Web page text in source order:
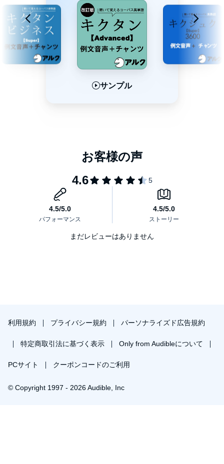
サンプル
まだレビューはありません
利用規約 プライバシー規約 パーソナライズド広告規約
特定商取引法に基づく表示 Only from Audibleについて
PCサイト クーポンコードのご利用
© Copyright 1997 - 2026 Audible, Inc